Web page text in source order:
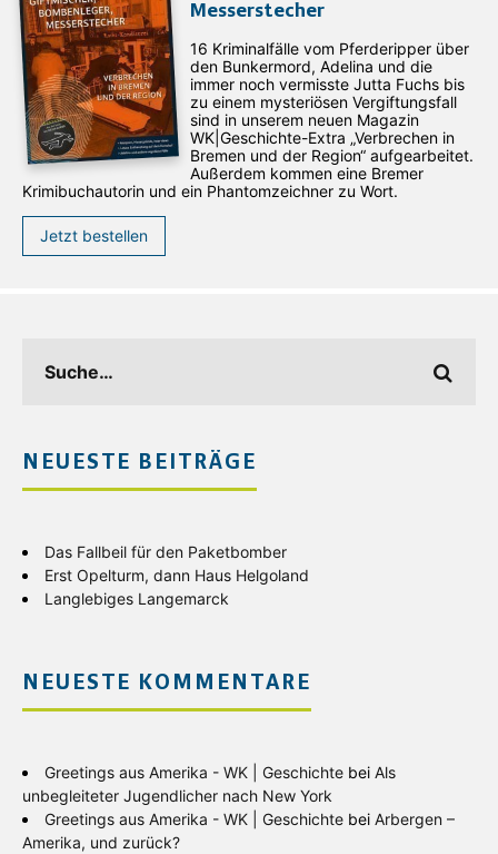
Messerstecher
16 Kriminalfälle vom Pferderipper über
den Bunkermord, Adelina und die
immer noch vermisste Jutta Fuchs bis
zu einem mysteriösen Vergiftungsfall
sind in unserem neuen Magazin
WK|Geschichte-Extra „Verbrechen in
Bremen und der Region“ aufgearbeitet.
Außerdem kommen eine Bremer
Krimibuchautorin und ein Phantomzeichner zu Wort.
Jetzt bestellen
NEUESTE BEITRÄGE
Das Fallbeil für den Paketbomber
Erst Opelturm, dann Haus Helgoland
Langlebiges Langemarck
NEUESTE KOMMENTARE
Greetings aus Amerika - WK | Geschichte bei Als
unbegleiteter Jugendlicher nach New York
Greetings aus Amerika - WK | Geschichte bei Arbergen –
Amerika, und zurück?